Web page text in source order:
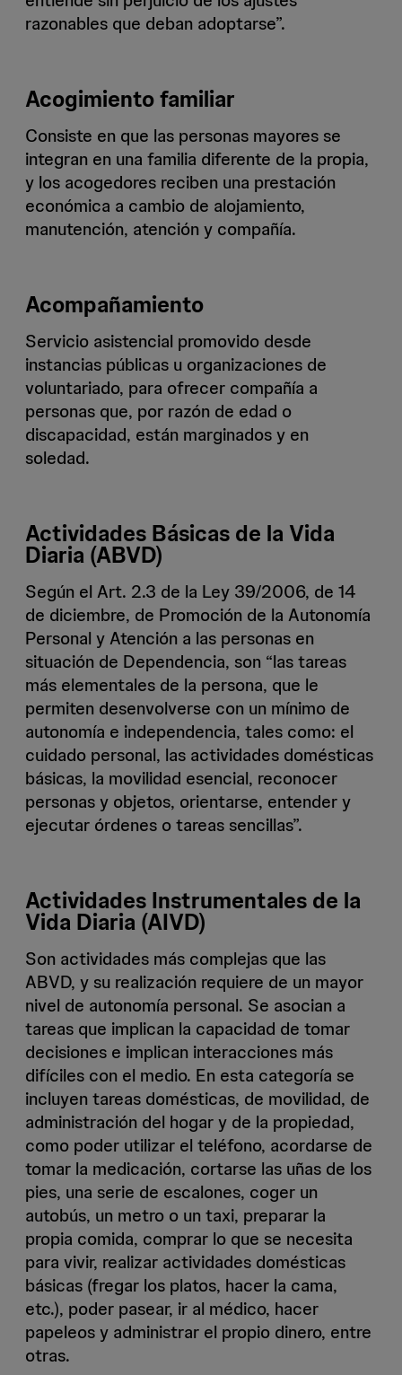
razonables que deban adoptarse”.
Acogimiento familiar
Consiste en que las personas mayores se
integran en una familia diferente de la propia,
y los acogedores reciben una prestación
económica a cambio de alojamiento,
manutención, atención y compañía.
Acompañamiento
Servicio asistencial promovido desde
instancias públicas u organizaciones de
voluntariado, para ofrecer compañía a
personas que, por razón de edad o
discapacidad, están marginados y en
soledad.
Actividades Básicas de la Vida
Diaria (ABVD)
Según el Art. 2.3 de la Ley 39/2006, de 14
de diciembre, de Promoción de la Autonomía
Personal y Atención a las personas en
situación de Dependencia, son “las tareas
más elementales de la persona, que le
permiten desenvolverse con un mínimo de
autonomía e independencia, tales como: el
cuidado personal, las actividades domésticas
básicas, la movilidad esencial, reconocer
personas y objetos, orientarse, entender y
ejecutar órdenes o tareas sencillas”.
Actividades Instrumentales de la
Vida Diaria (AIVD)
Son actividades más complejas que las
ABVD, y su realización requiere de un mayor
nivel de autonomía personal. Se asocian a
tareas que implican la capacidad de tomar
decisiones e implican interacciones más
difíciles con el medio. En esta categoría se
incluyen tareas domésticas, de movilidad, de
administración del hogar y de la propiedad,
como poder utilizar el teléfono, acordarse de
tomar la medicación, cortarse las uñas de los
pies, una serie de escalones, coger un
autobús, un metro o un taxi, preparar la
propia comida, comprar lo que se necesita
para vivir, realizar actividades domésticas
básicas (fregar los platos, hacer la cama,
etc.), poder pasear, ir al médico, hacer
papeleos y administrar el propio dinero, entre
otras.